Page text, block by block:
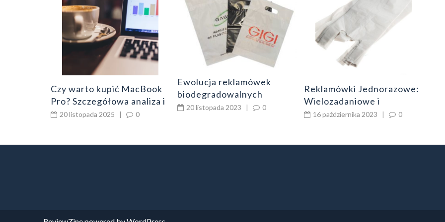
Czy warto kupić MacBook
Pro? Szczegółowa analiza i
opinia
20 listopada 2025 | 0
Ewolucja reklamówek
biodegradowalnych
20 listopada 2023 | 0
Reklamówki Jednorazowe:
Wielozadaniowe i
Ekologiczne Opakowania
16 października 2023 | 0